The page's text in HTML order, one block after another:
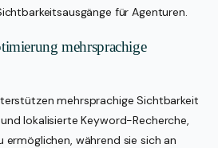
für Agenturen.
mehrsprachige
mehrsprachige Sichtbarkeit
lokalisierte Keyword-Recherche,
ermöglichen, während sie sich an